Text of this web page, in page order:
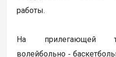
работы.
На прилегающей
волейбольно ‑